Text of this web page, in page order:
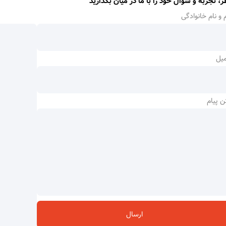
و نام خانوادگی
پیام
ارسال